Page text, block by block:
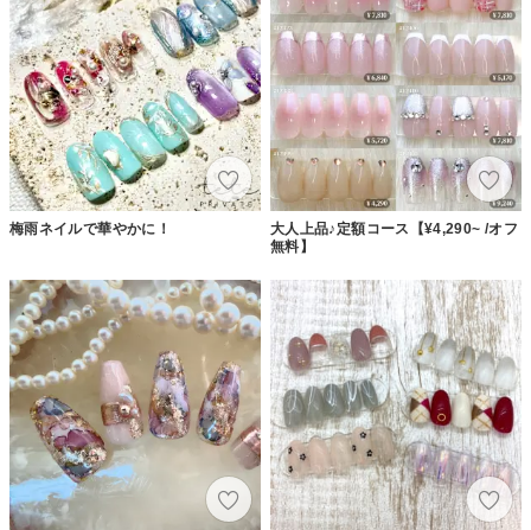
梅雨ネイルで華やかに！
大人上品♪定額コース【¥4,290~ /オフ
無料】